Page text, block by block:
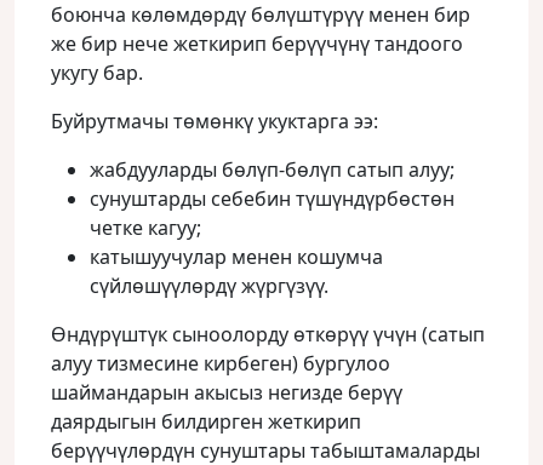
боюнча көлөмдөрдү бөлүштүрүү менен бир
же бир нече жеткирип берүүчүнү тандоого
укугу бар.
Буйрутмачы төмөнкү укуктарга ээ:
жабдууларды бөлүп-бөлүп сатып алуу;
сунуштарды себебин түшүндүрбөстөн
четке кагуу;
катышуучулар менен кошумча
сүйлөшүүлөрдү жүргүзүү.
Өндүрүштүк сыноолорду өткөрүү үчүн (сатып
алуу тизмесине кирбеген) бургулоо
шаймандарын акысыз негизде берүү
даярдыгын билдирген жеткирип
берүүчүлөрдүн сунуштары табыштамаларды